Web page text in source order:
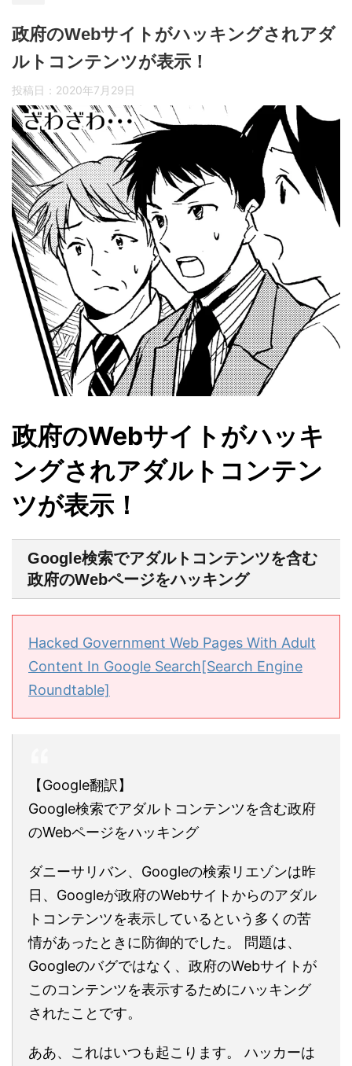
政府のWebサイトがハッキングされアダ
ルトコンテンツが表示！
投稿日： 2020年7月29日
政府のWebサイトがハッキ
ングされアダルトコンテン
ツが表示！
Google検索でアダルトコンテンツを含む
政府のWebページをハッキング
Hacked Government Web Pages With Adult
Content In Google Search[Search Engine
Roundtable]
【Google翻訳】
Google検索でアダルトコンテンツを含む政府
のWebページをハッキング
ダニーサリバン、Googleの検索リエゾンは昨
日、Googleが政府のWebサイトからのアダル
トコンテンツを表示しているという多くの苦
情があったときに防御的でした。 問題は、
Googleのバグではなく、政府のWebサイトが
このコンテンツを表示するためにハッキング
されたことです。
ああ、これはいつも起こります。 ハッカーは